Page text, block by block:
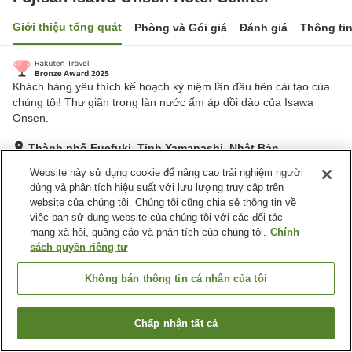
Giới thiệu tổng quát Phòng và Gói giá Đánh giá Thông
Khách hàng yêu thích kế hoạch kỷ niệm lần đầu tiên cải tạo của
chúng tôi! Thư giãn trong làn nước ấm áp dồi dào của Isawa
Onsen.
Thành phố Fuefuki, Tỉnh Yamanashi, Nhật Bản
Rất tốt Đánh giá:1,754lượt
Tiện nghi chỗ nghỉ
Máy bán hàng tự động
Cửa hàng
Fujisan Isawa Onsen Hotel SekiteiTìm phòng trống
Website này sử dụng cookie để nâng cao trải nghiệm người
dùng và phân tích hiệu suất với lưu lượng truy cập trên
website của chúng tôi. Chúng tôi cũng chia sẻ thông tin về
việc bạn sử dụng website của chúng tôi với các đối tác
mạng xã hội, quảng cáo và phân tích của chúng tôi. Chính
sách quyền riêng tư
Không bán thông tin cá nhân của tôi
Chấp nhận tất cả